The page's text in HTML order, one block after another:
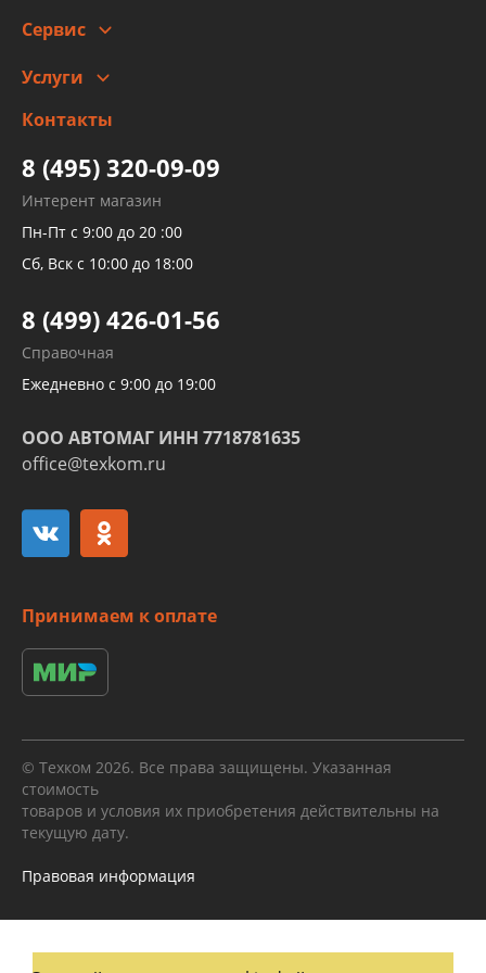
Сервис
Заправка кондиционера авто
Детейлинг
Услуги
высокого давления
Тормозных трубок
Рукавов гидроусилителей
Рукавов компрессоров и турбин
Трубок кондиционеров
Развертка пайка медных стальных
алюминиевых трубок и штуцеров
Контакты
8 (495) 320-09-09
Интерент магазин
Пн-Пт с 9:00 до 20 :00
Сб, Вск с 10:00 до 18:00
8 (499) 426-01-56
Справочная
Ежедневно с 9:00 до 19:00
ООО АВТОМАГ ИНН 7718781635
office@texkom.ru
Принимаем к оплате
© Техком 2026. Все права защищены. Указанная
стоимость
товаров и условия их приобретения действительны на
текущую дату.
Правовая информация